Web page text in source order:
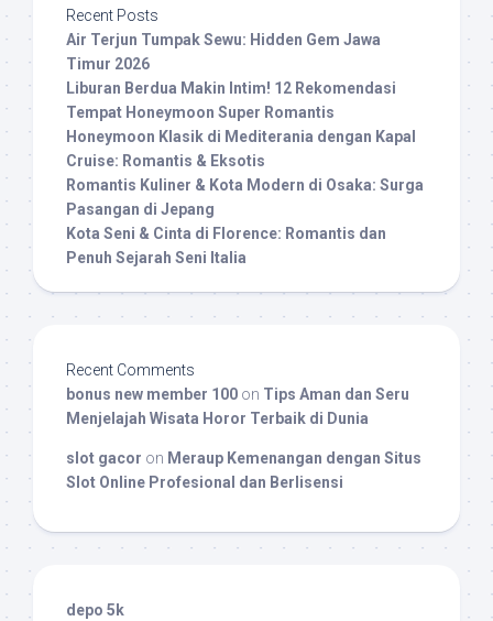
Recent Posts
Air Terjun Tumpak Sewu: Hidden Gem Jawa
Timur 2026
Liburan Berdua Makin Intim! 12 Rekomendasi
Tempat Honeymoon Super Romantis
Honeymoon Klasik di Mediterania dengan Kapal
Cruise: Romantis & Eksotis
Romantis Kuliner & Kota Modern di Osaka: Surga
Pasangan di Jepang
Kota Seni & Cinta di Florence: Romantis dan
Penuh Sejarah Seni Italia
Recent Comments
bonus new member 100 on Tips Aman dan Seru
Menjelajah Wisata Horor Terbaik di Dunia
slot gacor on Meraup Kemenangan dengan Situs
Slot Online Profesional dan Berlisensi
depo 5k